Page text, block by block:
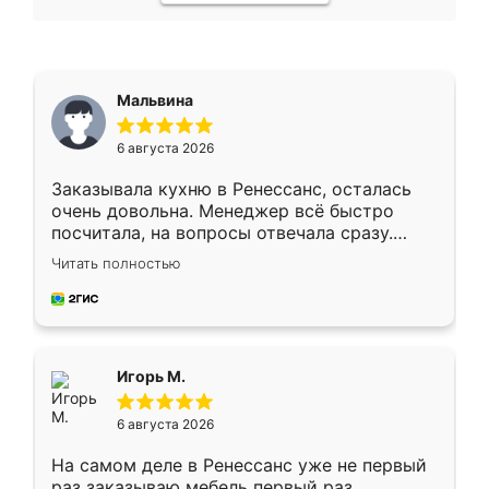
Мальвина
6 августа 2026
Заказывала кухню в Ренессанс, осталась
очень довольна. Менеджер всё быстро
посчитала, на вопросы отвечала сразу.
Замерщик приехал в субботу, подошёл к
делу со всей ответственностью. Собрали
за день, ребята работали аккуратно, даже
Читать полностью
Игорь М.
6 августа 2026
На самом деле в Ренессанс уже не первый